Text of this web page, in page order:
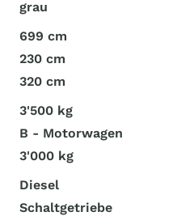
grau
699 cm
230 cm
320 cm
3'500 kg
B - Motorwagen
3'000 kg
Diesel
Schaltgetriebe